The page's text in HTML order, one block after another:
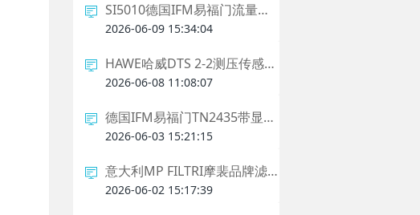
SI5010德国IFM易福门流量监控器相关介绍
2026-06-09 15:34:04
HAWE哈威DTS 2-2测压传感器的特点和优势
2026-06-08 11:08:07
德国IFM易福门TN2435带显示器的温度传感器相关介绍
2026-06-03 15:21:15
意大利MP FILTRI摩裴品牌滤芯的优势和作用
2026-06-02 15:17:39